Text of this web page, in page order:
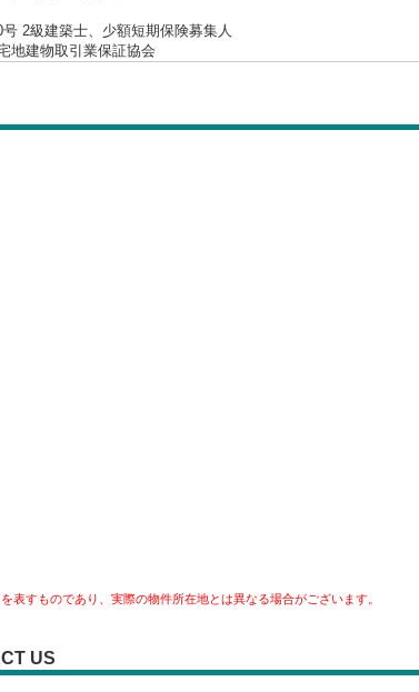
2級建築士、少額短期保険募集人
地建物取引業保証協会
すものであり、実際の物件所在地とは異なる場合がございます。
US